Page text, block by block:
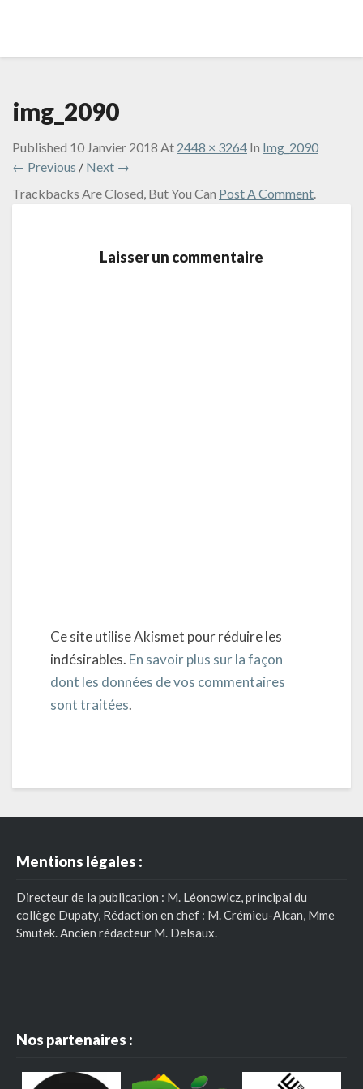
img_2090
Published 10 Janvier 2018 At 2448 × 3264 In Img_2090
← Previous / Next →
Trackbacks Are Closed, But You Can Post A Comment.
Laisser un commentaire
Ce site utilise Akismet pour réduire les
indésirables. En savoir plus sur la façon
dont les données de vos commentaires
sont traitées.
Mentions légales :
Directeur de la publication : M. Léonowicz, principal du
collège Dupaty, Rédaction en chef : M. Crémieu-Alcan, Mme
Smutek. Ancien rédacteur M. Delsaux.
Nos partenaires :